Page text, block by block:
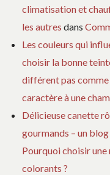
climatisation et
les autres dans
Les couleurs qui
choisir la bonne
différent pas comme
caractère à une
Délicieuse canette
gourmands – un
Pourquoi choisir
colorants ?